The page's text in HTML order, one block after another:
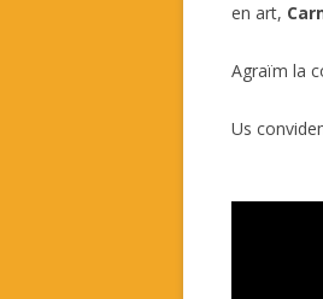
en art,
Agraïm la
Us